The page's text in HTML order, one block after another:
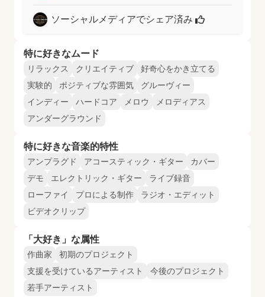
ソーシャルメディアでシェア済み
特に好きなムード
リラックス クリエイティブ
好奇心をかき立てる
実験的
ポジティブな雰囲気
グルーヴィー
インディー
ハードコア メロウ
メロディアス
アンダーグラウンド
特に好きな音楽的特性
アンプラグド アコースティック・ギター
カバー
デモ
エレクトリック・ギター
ライブ録音
ローファイ
プロによる制作
ラジオ・エディット
ビデオクリップ
「大好き」な属性
作曲家
初期のプロジェクト
支援を受けているアーティスト
今後のプロジェクト
若手アーティスト